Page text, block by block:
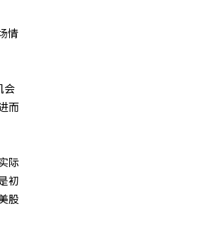
情
会
而
际
初
股